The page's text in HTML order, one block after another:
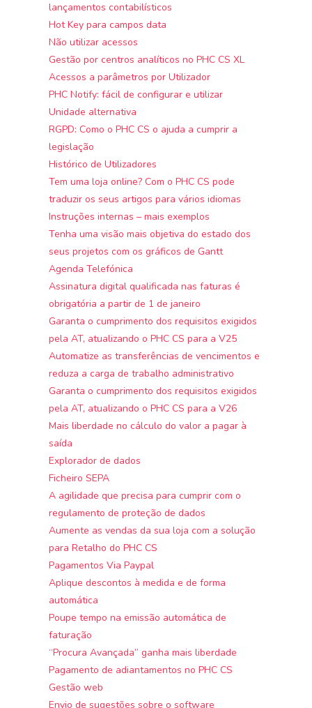
lançamentos contabilísticos
Hot Key para campos data
Não utilizar acessos
Gestão por centros analíticos no PHC CS XL
Acessos a parâmetros por Utilizador
PHC Notify: fácil de configurar e utilizar
Unidade alternativa
RGPD: Como o PHC CS o ajuda a cumprir a
legislação
Histórico de Utilizadores
Tem uma loja online? Com o PHC CS pode
traduzir os seus artigos para vários idiomas
Instruções internas – mais exemplos
Tenha uma visão mais objetiva do estado dos
seus projetos com os gráficos de Gantt
Agenda Telefónica
Assinatura digital qualificada nas faturas é
obrigatória a partir de 1 de janeiro
Garanta o cumprimento dos requisitos exigidos
pela AT, atualizando o PHC CS para a V25
Automatize as transferências de vencimentos e
reduza a carga de trabalho administrativo
Garanta o cumprimento dos requisitos exigidos
pela AT, atualizando o PHC CS para a V26
Mais liberdade no cálculo do valor a pagar à
saída
Explorador de dados
Ficheiro SEPA
A agilidade que precisa para cumprir com o
regulamento de proteção de dados
Aumente as vendas da sua loja com a solução
para Retalho do PHC CS
Pagamentos Via Paypal
Aplique descontos à medida e de forma
automática
Poupe tempo na emissão automática de
faturação
“Procura Avançada” ganha mais liberdade
Pagamento de adiantamentos no PHC CS
Gestão web
Envio de sugestões sobre o software